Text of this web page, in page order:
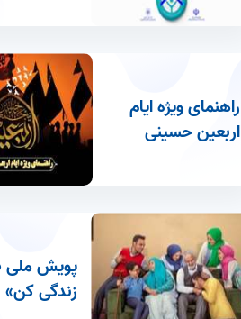
راهنمای ویژه ایام
اربعین حسینی
پویش ملی
زندگی کن»